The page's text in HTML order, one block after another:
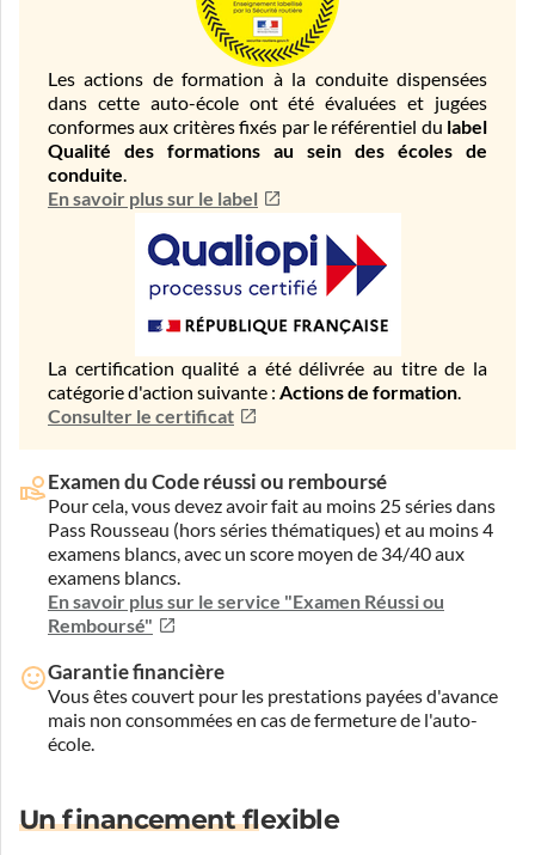
Les actions de formation à la conduite dispensées
dans cette auto-école ont été évaluées et jugées
conformes aux critères fixés par le référentiel du label
Qualité des formations au sein des écoles de
conduite.
En savoir plus sur le label
La certification qualité a été délivrée au titre de la
catégorie d'action suivante : Actions de formation.
Consulter le certificat
Examen du Code réussi ou remboursé
Pour cela, vous devez avoir fait au moins 25 séries dans
Pass Rousseau (hors séries thématiques) et au moins 4
examens blancs, avec un score moyen de 34/40 aux
examens blancs.
En savoir plus sur le service "Examen Réussi ou
Remboursé"
Garantie financière
Vous êtes couvert pour les prestations payées d'avance
mais non consommées en cas de fermeture de l'auto-
école.
Un financement flexible